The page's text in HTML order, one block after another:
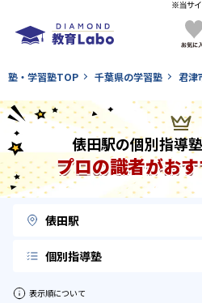
塾・学習塾TOP 千葉県の学習塾 君津
俵田駅の個別指導
プロの識者がお
俵田駅
個別指導塾
表示順について